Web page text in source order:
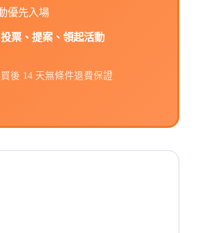
優先入場
票、提案、領起活動
後 14 天無條件退費保證